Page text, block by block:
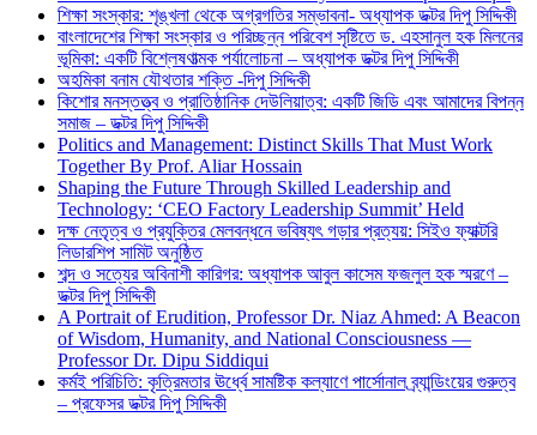
শিক্ষা সংস্কার: শৃঙ্খলা থেকে অগ্রগতির সম্ভাবনা- অধ্যাপক ডক্টর দিপু সিদ্দিকী
বাংলাদেশের শিক্ষা সংস্কার ও পরিচ্ছন্ন পরিবেশ সৃষ্টিতে ড. এহসানুল হক মিলনের
ভূমিকা: একটি বিশ্লেষণাত্মক পর্যালোচনা – অধ্যাপক ডক্টর দিপু সিদ্দিকী
অহমিকা বনাম যৌথতার শক্তি -দিপু সিদ্দিকী
কিশোর মনস্তত্ত্ব ও প্রাতিষ্ঠানিক দেউলিয়াত্ব: একটি জিডি এবং আমাদের বিপন্ন
সমাজ – ডক্টর দিপু সিদ্দিকী
Politics and Management: Distinct Skills That Must Work
Together By Prof. Aliar Hossain
Shaping the Future Through Skilled Leadership and
Technology: ‘CEO Factory Leadership Summit’ Held
দক্ষ নেতৃত্ব ও প্রযুক্তির মেলবন্ধনে ভবিষ্যৎ গড়ার প্রত্যয়: সিইও ফ্যাক্টরি
লিডারশিপ সামিট অনুষ্ঠিত
শব্দ ও সত্যের অবিনাশী কারিগর: অধ্যাপক আবুল কাসেম ফজলুল হক স্মরণে –
ডক্টর দিপু সিদ্দিকী
A Portrait of Erudition, Professor Dr. Niaz Ahmed: A Beacon
of Wisdom, Humanity, and National Consciousness —
Professor Dr. Dipu Siddiqui
কর্মই পরিচিতি: কৃত্রিমতার ঊর্ধ্বে সামষ্টিক কল্যাণে পার্সোনাল ব্র্যান্ডিংয়ের গুরুত্ব
– প্রফেসর ডক্টর দিপু সিদ্দিকী